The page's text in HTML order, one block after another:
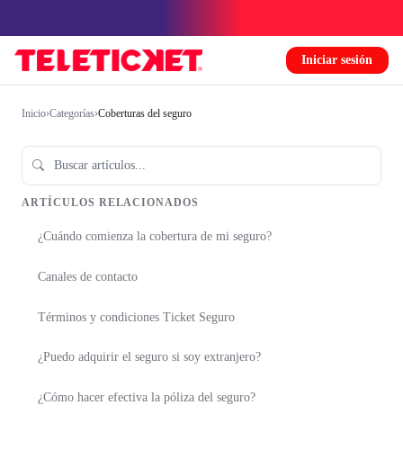
Iniciar sesión
Inicio›Categorías›Coberturas del seguro
ARTÍCULOS RELACIONADOS
¿Cuándo comienza la cobertura de mi seguro?
Canales de contacto
Términos y condiciones Ticket Seguro
¿Puedo adquirir el seguro si soy extranjero?
¿Cómo hacer efectiva la póliza del seguro?